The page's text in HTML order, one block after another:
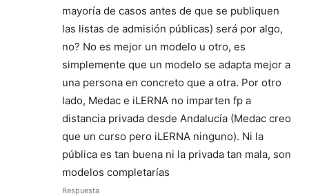
mayoría de casos antes de que se publiquen
las listas de admisión públicas) será por algo,
no? No es mejor un modelo u otro, es
simplemente que un modelo se adapta mejor a
una persona en concreto que a otra. Por otro
lado, Medac e iLERNA no imparten fp a
distancia privada desde Andalucía (Medac creo
que un curso pero iLERNA ninguno). Ni la
pública es tan buena ni la privada tan mala, son
modelos completarías
Respuesta